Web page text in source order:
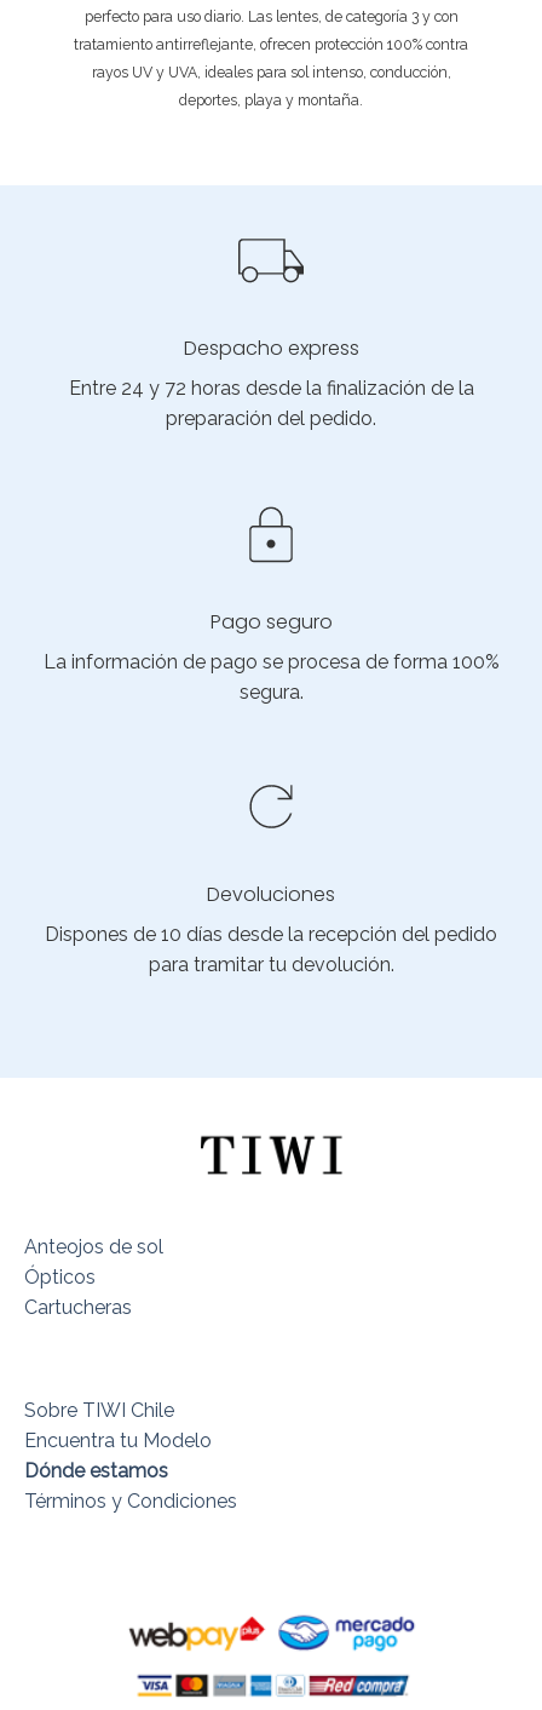
perfecto para uso diario. Las lentes, de categoría 3 y con
tratamiento antirreflejante, ofrecen protección 100% contra
rayos UV y UVA, ideales para sol intenso, conducción,
deportes, playa y montaña.
Despacho express
Entre 24 y 72 horas desde la finalización de la
preparación del pedido.
Pago seguro
La información de pago se procesa de forma 100%
segura.
Devoluciones
Dispones de 10 días desde la recepción del pedido
para tramitar tu devolución.
Anteojos de sol
Ópticos
Cartucheras
Sobre TIWI Chile
Encuentra tu Modelo
Dónde estamos
Términos y Condiciones